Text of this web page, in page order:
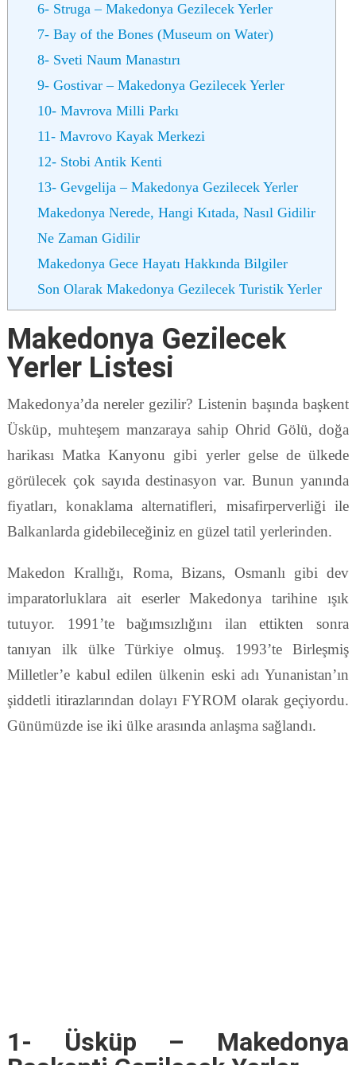
6- Struga – Makedonya Gezilecek Yerler
7- Bay of the Bones (Museum on Water)
8- Sveti Naum Manastırı
9- Gostivar – Makedonya Gezilecek Yerler
10- Mavrova Milli Parkı
11- Mavrovo Kayak Merkezi
12- Stobi Antik Kenti
13- Gevgelija – Makedonya Gezilecek Yerler
Makedonya Nerede, Hangi Kıtada, Nasıl Gidilir
Ne Zaman Gidilir
Makedonya Gece Hayatı Hakkında Bilgiler
Son Olarak Makedonya Gezilecek Turistik Yerler
Makedonya Gezilecek
Yerler Listesi
Makedonya’da nereler gezilir? Listenin başında başkent
Üsküp, muhteşem manzaraya sahip Ohrid Gölü, doğa
harikası Matka Kanyonu gibi yerler gelse de ülkede
görülecek çok sayıda destinasyon var. Bunun yanında
fiyatları, konaklama alternatifleri, misafirperverliği ile
Balkanlarda gidebileceğiniz en güzel tatil yerlerinden.
Makedon Krallığı, Roma, Bizans, Osmanlı gibi dev
imparatorluklara ait eserler Makedonya tarihine ışık
tutuyor. 1991’te bağımsızlığını ilan ettikten sonra
tanıyan ilk ülke Türkiye olmuş. 1993’te Birleşmiş
Milletler’e kabul edilen ülkenin eski adı Yunanistan’ın
şiddetli itirazlarından dolayı FYROM olarak geçiyordu.
Günümüzde ise iki ülke arasında anlaşma sağlandı.
1- Üsküp – Makedonya